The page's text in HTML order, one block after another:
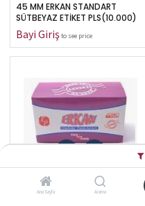
Ana Sayfa Arama
45 MM ERKAN STANDART
SÜTBEYAZ ETİKET PLS(10.000)
to see price
10 MM ERKAN STANDART
KIRMIZI ETİKET PLS(10.000)